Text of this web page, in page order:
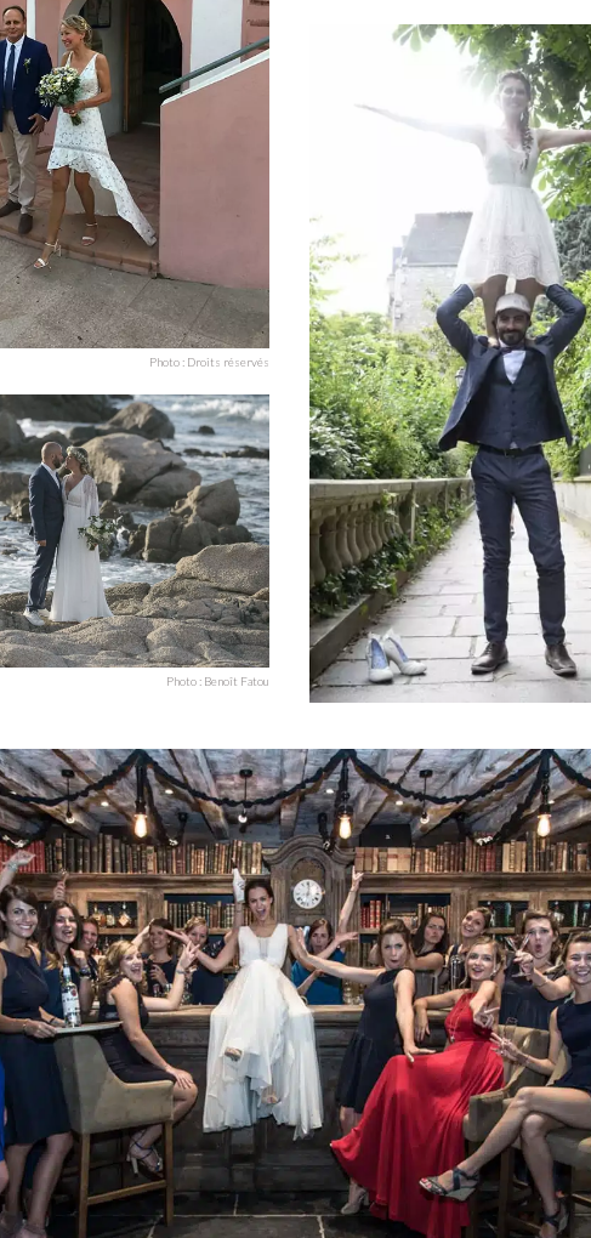
Photo : Droits réservés
Photo : Benoît Fatou